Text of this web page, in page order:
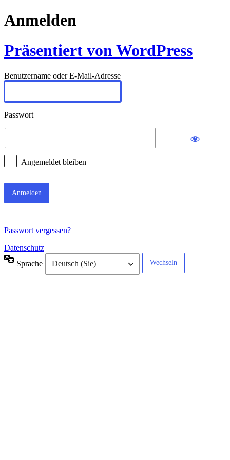
Anmelden
Präsentiert von WordPress
Benutzername oder E-Mail-Adresse
Passwort
Angemeldet bleiben
Passwort vergessen?
Datenschutz
Sprache